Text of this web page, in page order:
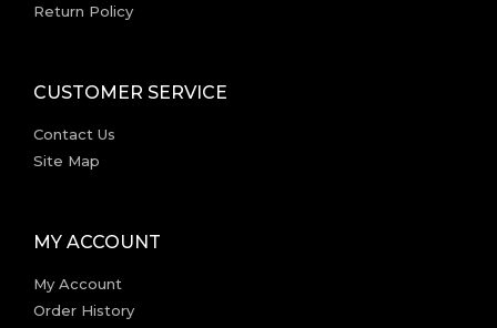
Return Policy
CUSTOMER SERVICE
Contact Us
Site Map
MY ACCOUNT
My Account
Order History